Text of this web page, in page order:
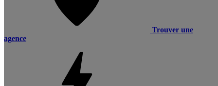
Trouver une
agence